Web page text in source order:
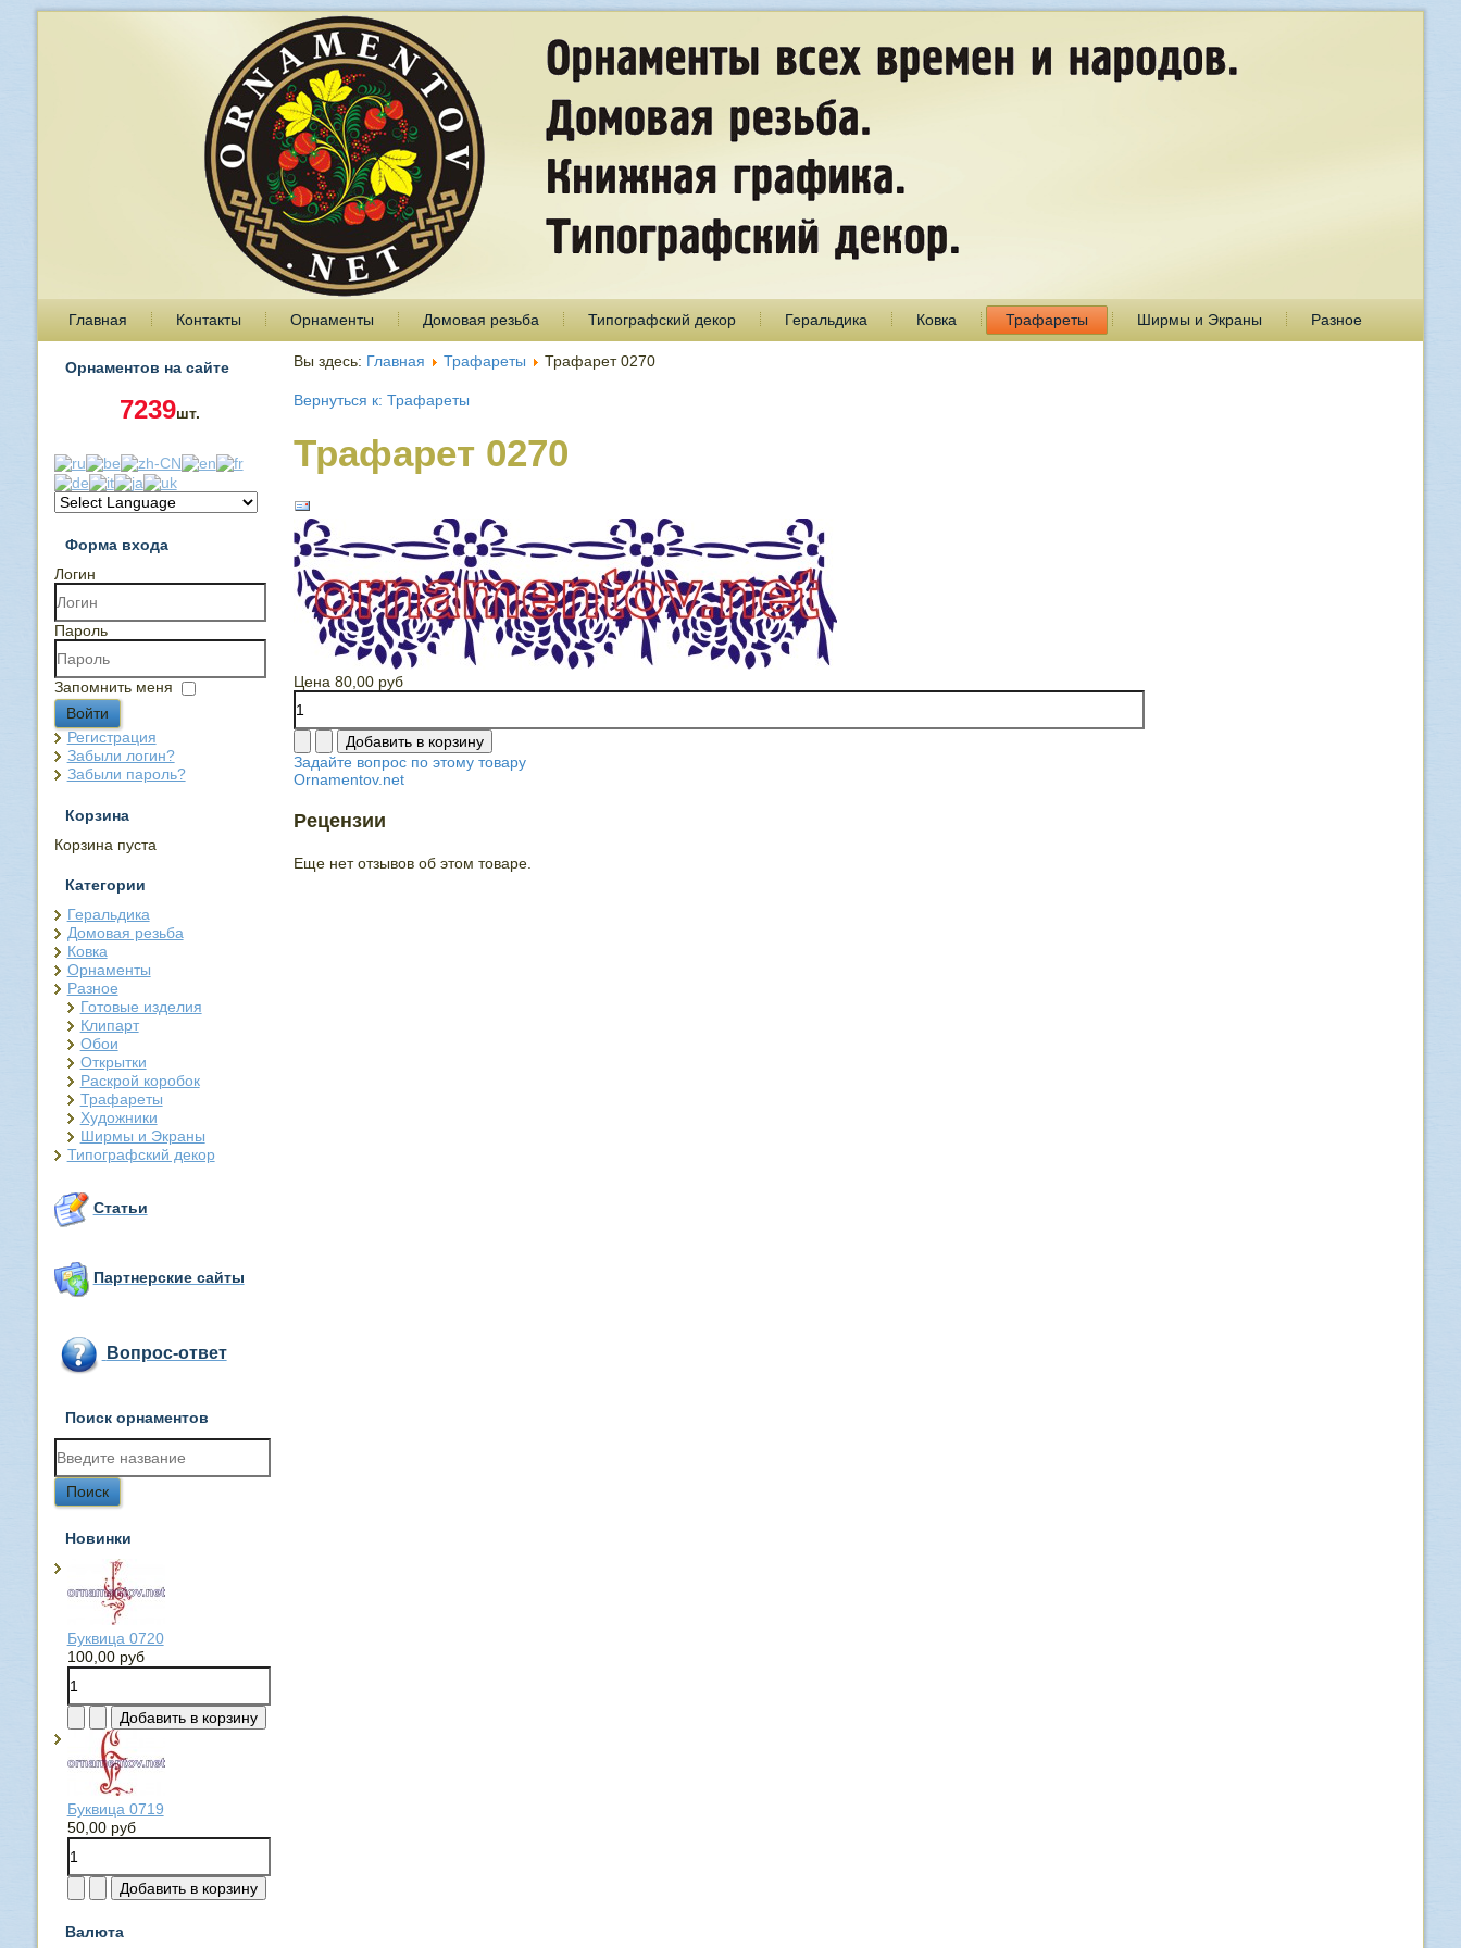
Главная Контакты Орнаменты Домовая резьба Типографский декор Геральдика Ковка Трафареты Ширмы и Экраны Разное
Орнаментов на сайте
7239шт.
Форма входа
Логин
Пароль
Запомнить меня
Войти
Регистрация
Забыли логин?
Забыли пароль?
Корзина
Корзина пуста
Категории
Геральдика
Домовая резьба
Ковка
Орнаменты
Разное
Готовые изделия
Клипарт
Обои
Открытки
Раскрой коробок
Трафареты
Художники
Ширмы и Экраны
Типографский декор
Статьи
Партнерские сайты
Вопрос-ответ
Поиск орнаментов
Новинки
Буквица 0720
100,00 руб
Буквица 0719
50,00 руб
Валюта
Вы здесь: Главная Трафареты Трафарет 0270
Вернуться к: Трафареты
Трафарет 0270
Цена 80,00 руб
Задайте вопрос по этому товару
Ornamentov.net
Рецензии
Еще нет отзывов об этом товаре.